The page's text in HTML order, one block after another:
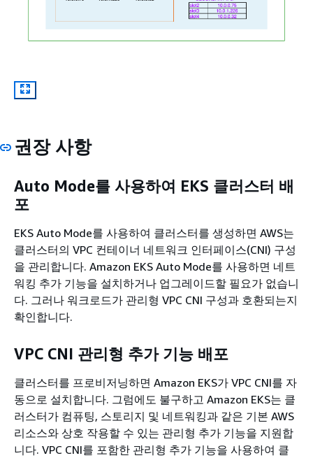
권장 사항
Auto Mode를 사용하여 EKS 클러스터 배
포
EKS Auto Mode를 사용하여 클러스터를 생성하면 AWS는
클러스터의 VPC 컨테이너 네트워크 인터페이스(CNI) 구성
을 관리합니다. Amazon EKS Auto Mode를 사용하면 네트
워킹 추가 기능을 설치하거나 업그레이드할 필요가 없습니
다. 그러나 워크로드가 관리형 VPC CNI 구성과 호환되는지
확인합니다.
VPC CNI 관리형 추가 기능 배포
클러스터를 프로비저닝하면 Amazon EKS가 VPC CNI를 자
동으로 설치합니다. 그럼에도 불구하고 Amazon EKS는 클
러스터가 컴퓨팅, 스토리지 및 네트워킹과 같은 기본 AWS
리소스와 상호 작용할 수 있는 관리형 추가 기능을 지원합
니다. VPC CNI를 포함한 관리형 추가 기능을 사용하여 클